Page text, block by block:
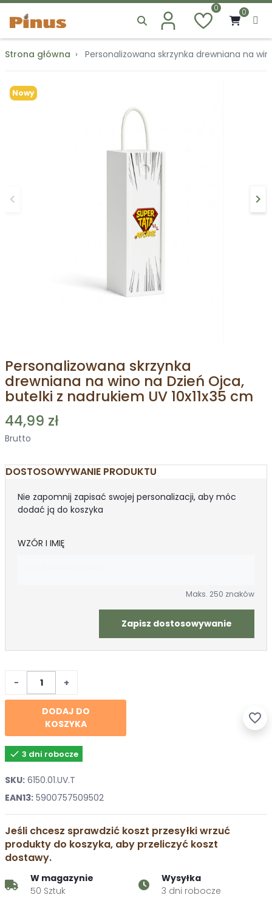
0 0
Strona główna Personalizowana skrzynka drewniana na
Nowy
Poprzedni
keyboard_arrow_left keyboard_arrow_right
Personalizowana skrzynka
drewniana na wino na Dzień Ojca,
butelki z nadrukiem UV 10x11x35 cm
44,99 zł
Brutto
DOSTOSOWYWANIE PRODUKTU
Nie zapomnij zapisać swojej personalizacji, aby móc
dodać ją do koszyka
WZÓR I IMIĘ
Maks. 250 znaków
Zapisz dostosowywanie
− +
DODAJ DO
KOSZYKA
favorite_border
 3 dni robocze
SKU: 6150.01.UV.T
EAN13: 5900757509502
Jeśli chcesz sprawdzić koszt przesyłki wrzuć
produkty do koszyka, aby przeliczyć koszt
dostawy.
W magazynie
50 Sztuk
Wysyłka
3 dni robocze